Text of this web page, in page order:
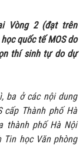
Vòng 2 (đạt trên
quốc tế MOS do
thí sinh tự do dự
ba ở các nội dung
cấp Thành phố Hà
thành phố Hà Nội
học Văn phòng